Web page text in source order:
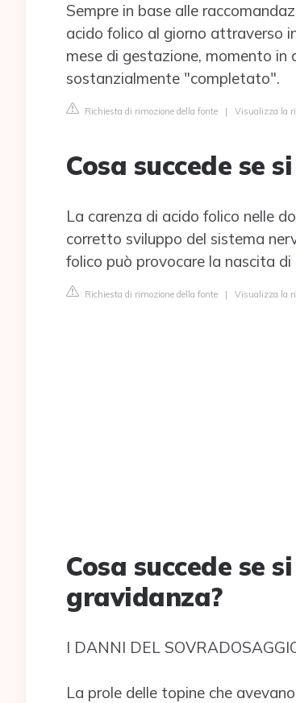
Sempre in base alle
acido folico al giorno attraverso
mese di gestazione, momento
sostanzialmente "completato".
Richiesta di rimozione della fonte | Visualizza la
Cosa succede se
La carenza di acido folico nelle
corretto sviluppo del sistema
folico può provocare la nascita
Richiesta di rimozione della fonte | Visualizza la
Cosa succede se
gravidanza?
I DANNI DEL
La prole delle topine che